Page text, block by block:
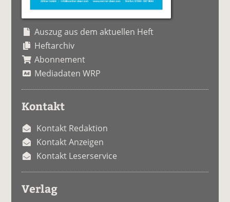
Auszug aus dem aktuellen Heft
Heftarchiv
Abonnement
Mediadaten WRP
Kontakt
Kontakt Redaktion
Kontakt Anzeigen
Kontakt Leserservice
Verlag